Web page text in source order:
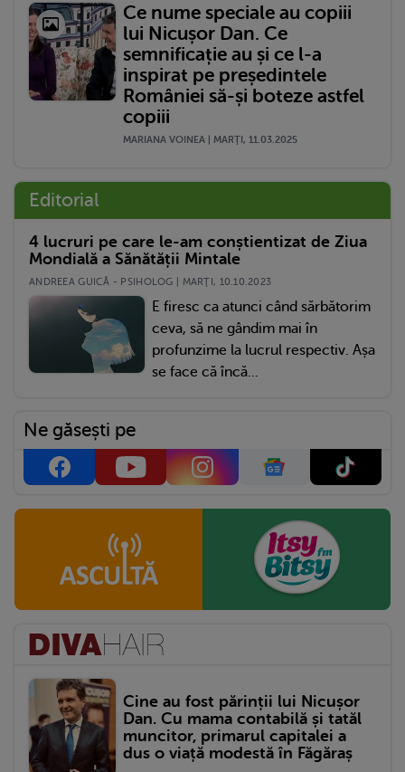
Ce nume speciale au copiii
lui Nicușor Dan. Ce
semnificație au și ce l-a
inspirat pe președintele
României să-și boteze astfel
copiii
MARIANA VOINEA | MARŢI, 11.03.2025
Editorial
4 lucruri pe care le-am conștientizat de Ziua
Mondială a Sănătății Mintale
ANDREEA GUICĂ - PSIHOLOG | MARŢI, 10.10.2023
E firesc ca atunci când sărbătorim
ceva, să ne gândim mai în
profunzime la lucrul respectiv. Așa
se face că încă...
Ne găsești pe
Cine au fost părinții lui Nicușor
Dan. Cu mama contabilă și tatăl
muncitor, primarul capitalei a
dus o viață modestă în Făgăraș